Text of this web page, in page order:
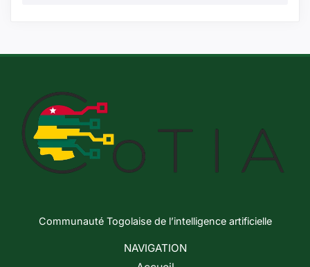
Communauté Togolaise de l’intelligence artificielle
NAVIGATION